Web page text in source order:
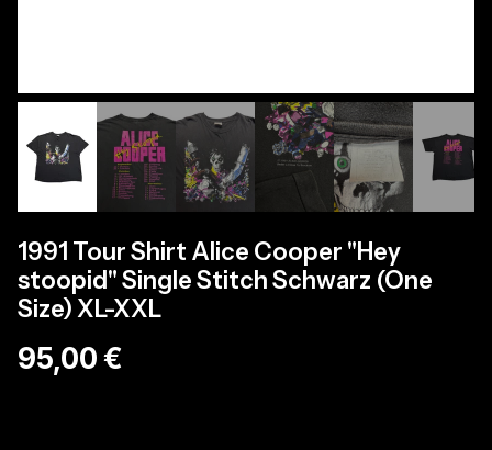
1991 Tour Shirt Alice Cooper "Hey
stoopid" Single Stitch Schwarz (One
Size) XL-XXL
95,00 €